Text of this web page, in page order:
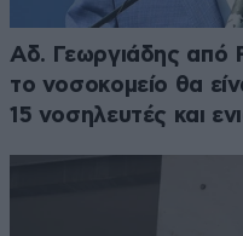
Αδ. Γεωργιάδης από
το νοσοκομείο θα
15 νοσηλευτές και